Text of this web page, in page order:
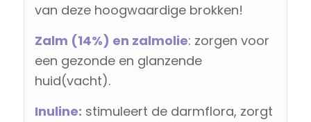
van deze hoogwaardige brokken!
Zalm (14%) en zalmolie: zorgen voor
een gezonde en glanzende
huid(vacht).
Inuline: stimuleert de darmflora, zorgt